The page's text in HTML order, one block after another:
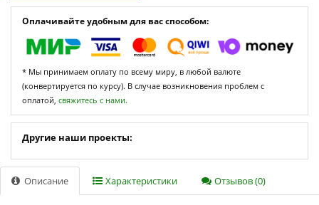
Оплачивайте удобным для вас способом:
* Мы принимаем оплату по всему миру, в любой валюте
(конвертируется по курсу). В случае возникновения проблем с
оплатой, свяжитесь с нами.
Другие наши проекты:
Описание Характеристики Отзывов (0)